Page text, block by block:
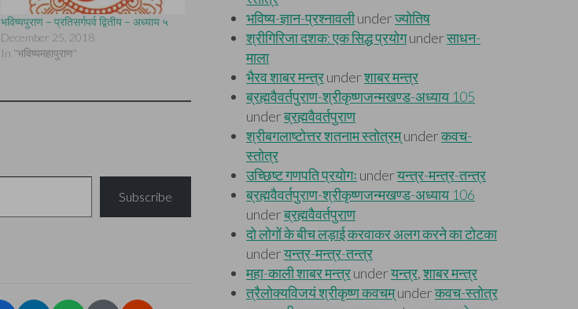
भविष्यपुराण – प्रतिसर्गपर्व द्वितीय – अध्याय ५
December 25, 2018
In "भविष्यमहापुराण"
Subscribe